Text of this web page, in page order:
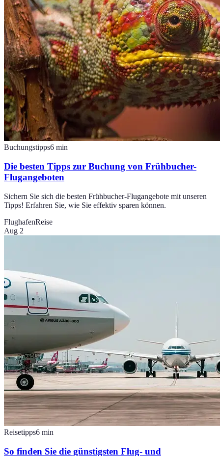
Buchungstipps6 min
Die besten Tipps zur Buchung von Frühbucher-
Flugangeboten
Sichern Sie sich die besten Frühbucher-Flugangebote mit unseren
Tipps! Erfahren Sie, wie Sie effektiv sparen können.
FlughafenReise
Aug 2
Reisetipps6 min
So finden Sie die günstigsten Flug- und